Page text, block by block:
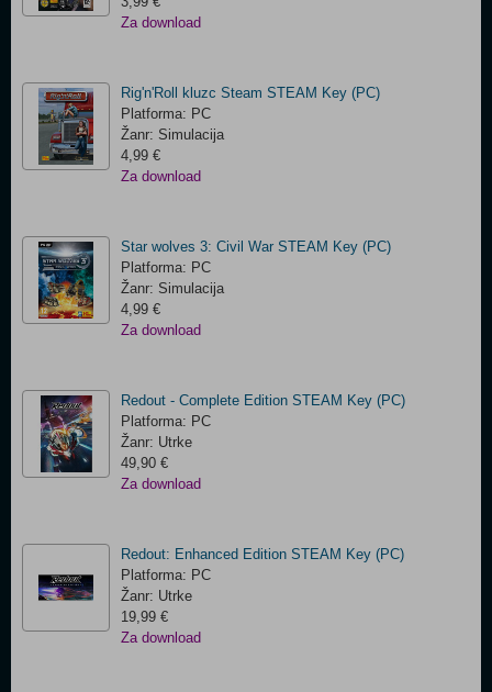
Za download
Rig'n'Roll kluzc Steam STEAM Key (PC)
Platforma: PC
Žanr: Simulacija
4,99 €
Za download
Star wolves 3: Civil War STEAM Key (PC)
Platforma: PC
Žanr: Simulacija
4,99 €
Za download
Redout - Complete Edition STEAM Key (PC)
Platforma: PC
Žanr: Utrke
49,90 €
Za download
Redout: Enhanced Edition STEAM Key (PC)
Platforma: PC
Žanr: Utrke
19,99 €
Za download